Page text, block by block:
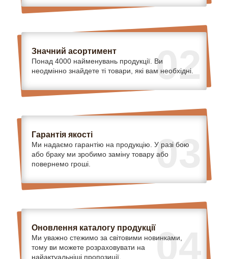
02
Значний асортимент
Понад 4000 найменувань продукції. Ви
неодмінно знайдете ті товари, які вам необхідні.
03
Гарантія якості
Ми надаємо гарантію на продукцію. У разі бою
або браку ми зробимо заміну товару або
повернемо гроші.
04
Оновлення каталогу продукції
Ми уважно стежимо за світовими новинками,
тому ви можете розраховувати на
найактуальніші пропозиції.